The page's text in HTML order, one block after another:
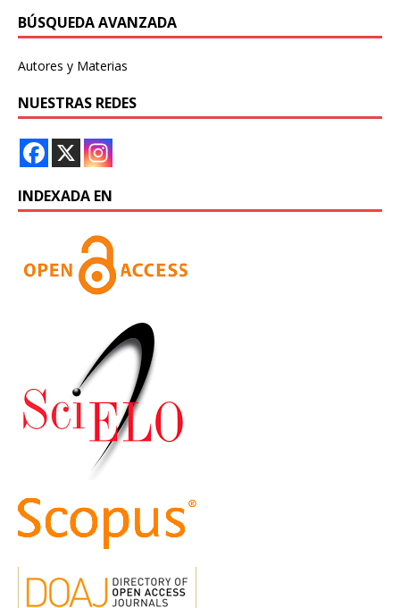
BÚSQUEDA AVANZADA
Autores y Materias
NUESTRAS REDES
INDEXADA EN